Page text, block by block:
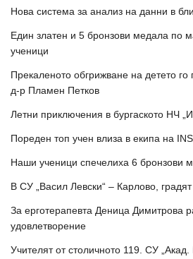
Нова система за анализ на данни в
Един златен и 5 бронзови медала по
ученици
Прекаленото обгрижване на детето го
д-р Пламен Петков
Летни приключения в бургаското НЧ
Пореден топ учен влиза в екипа на
Наши ученици спечелиха 6 бронзови
В СУ „Васил Левски“ – Карлово,
За ерготерапевта Деница Димитрова
удовлетворение
Учителят от столичното 119. СУ